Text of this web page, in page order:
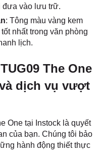
đưa vào lưu trữ.
: Tông màu vàng kem
nhất trong văn phòng
lịch.
The One
dịch vụ vượt
One tại Instock là quyết
của bạn. Chúng tôi bảo
hành động thiết thực